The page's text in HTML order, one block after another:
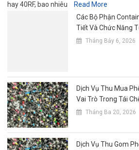
hay 40RF, bao nhiêu
Read More
Các Bộ Phận
Tiết Và Chức Năng
Tháng Bảy 6, 2026
Dịch Vụ Thu Mua
Vai Trò Trong Tái
Tháng Ba 20, 2026
Dịch Vụ Thu Gom